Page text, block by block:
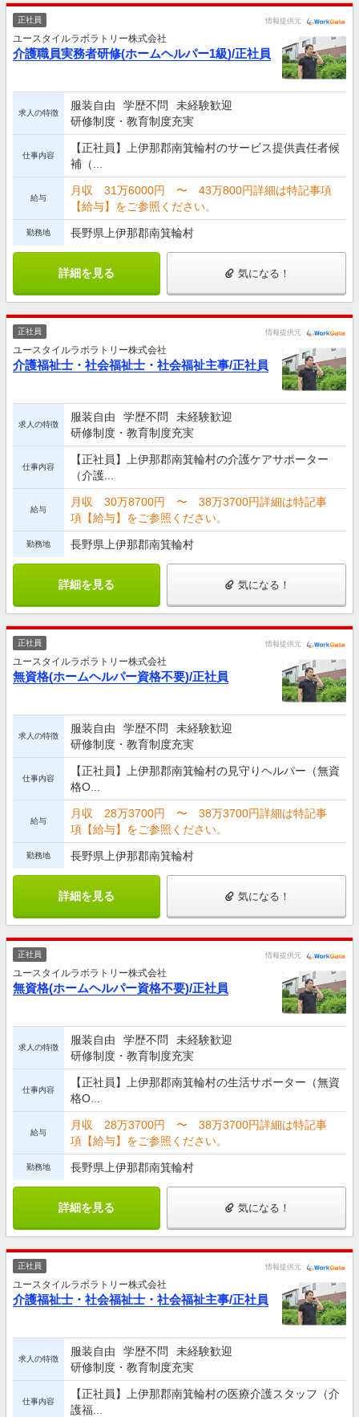
正社員 情報提供元
ユースタイルラボラトリー株式会社
介護職員実務者研修(ホームヘルパー1級)/正社員
求人の特徴
服装自由 学歴不問
未経験歓迎
研修制度・教育制度充実
仕事内容
【正社員】上伊那郡南箕輪村のサービス提供責任者候
補（...
給与
月収 31万6000円 〜 43万800円詳細は特記事項
【給与】をご参照ください。
勤務地 長野県上伊那郡南箕輪村
詳細を見る 気になる！
正社員 情報提供元
ユースタイルラボラトリー株式会社
介護福祉士・社会福祉士・社会福祉主事/正社員
求人の特徴
服装自由 学歴不問
未経験歓迎
研修制度・教育制度充実
仕事内容
【正社員】上伊那郡南箕輪村の介護ケアサポーター
（介護...
給与
月収 30万8700円 〜 38万3700円詳細は特記事
項【給与】をご参照ください。
勤務地 長野県上伊那郡南箕輪村
詳細を見る 気になる！
正社員 情報提供元
ユースタイルラボラトリー株式会社
無資格(ホームヘルパー資格不要)/正社員
求人の特徴
服装自由 学歴不問
未経験歓迎
研修制度・教育制度充実
仕事内容
【正社員】上伊那郡南箕輪村の見守りヘルパー（無資
格O...
給与
月収 28万3700円 〜 38万3700円詳細は特記事
項【給与】をご参照ください。
勤務地 長野県上伊那郡南箕輪村
詳細を見る 気になる！
正社員 情報提供元
ユースタイルラボラトリー株式会社
無資格(ホームヘルパー資格不要)/正社員
求人の特徴
服装自由 学歴不問
未経験歓迎
研修制度・教育制度充実
仕事内容
【正社員】上伊那郡南箕輪村の生活サポーター（無資
格O...
給与
月収 28万3700円 〜 38万3700円詳細は特記事
項【給与】をご参照ください。
勤務地 長野県上伊那郡南箕輪村
詳細を見る 気になる！
正社員 情報提供元
ユースタイルラボラトリー株式会社
介護福祉士・社会福祉士・社会福祉主事/正社員
求人の特徴
服装自由 学歴不問
未経験歓迎
研修制度・教育制度充実
仕事内容
【正社員】上伊那郡南箕輪村の医療介護スタッフ（介
護福...